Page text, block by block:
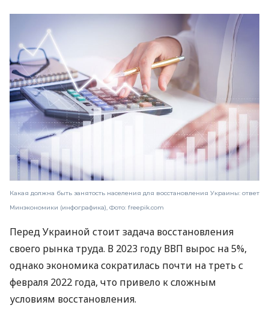
Какая должна быть занятость населения для восстановления Украины: ответ
Минэкономики (инфографика), Фото: freepik.com
Перед Украиной стоит задача восстановления
своего рынка труда. В 2023 году ВВП вырос на 5%,
однако экономика сократилась почти на треть с
февраля 2022 года, что привело к сложным
условиям восстановления.